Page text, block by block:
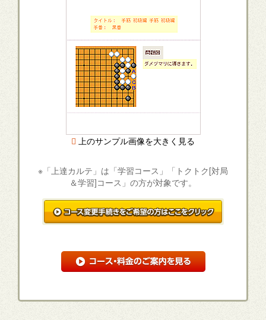
上のサンプル画像を大きく見る
※「上達カルテ」は「学習コース」「トクトク[対局
＆学習]コース」の方が対象です。